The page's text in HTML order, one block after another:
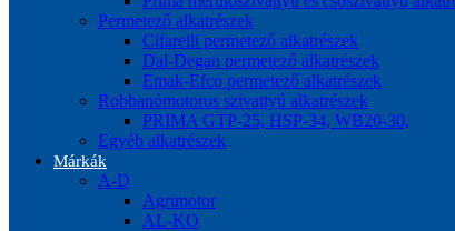
Permetező alkatrészek
Cifarelli permetező alkatrészek
Dal-Degan permetező alkatrészek
Emak-Efco permetező alkatrészek
Robbanómotoros szivattyú alkatrészek
PRIMA GTP-25, HSP-34, WB20-30,
Egyéb alkatrészek
Márkák
A-D
Agrimotor
AL-KO